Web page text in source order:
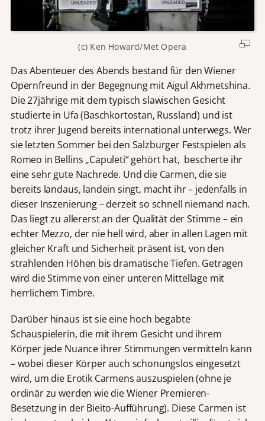
(c) Ken Howard/Met Opera
Das Abenteuer des Abends bestand für den Wiener
Opernfreund in der Begegnung mit Aigul Akhmetshina.
Die 27jährige mit dem typisch slawischen Gesicht
studierte in Ufa (Baschkortostan, Russland) und ist
trotz ihrer Jugend bereits international unterwegs. Wer
sie letzten Sommer bei den Salzburger Festspielen als
Romeo in Bellins „Capuleti“ gehört hat, bescherte ihr
eine sehr gute Nachrede. Und die Carmen, die sie
bereits landaus, landein singt, macht ihr – jedenfalls in
dieser Inszenierung – derzeit so schnell niemand nach.
Das liegt zu allererst an der Qualität der Stimme – ein
echter Mezzo, der nie hell wird, aber in allen Lagen mit
gleicher Kraft und Sicherheit präsent ist, von den
strahlenden Höhen bis dramatische Tiefen. Getragen
wird die Stimme von einer unteren Mittellage mit
herrlichem Timbre.
Darüber hinaus ist sie eine hoch begabte
Schauspielerin, die mit ihrem Gesicht und ihrem
Körper jede Nuance ihrer Stimmungen vermitteln kann
– wobei dieser Körper auch schonungslos eingesetzt
wird, um die Erotik Carmens auszuspielen (ohne je
ordinär zu werden wie die Wiener Premieren-
Besetzung in der Bieito-Aufführung). Diese Carmen ist